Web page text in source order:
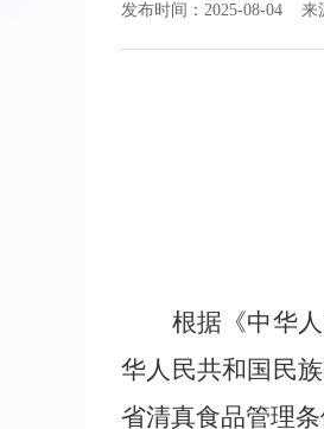
发布时间：2025-08-04 来
根据《中华
华人民共和国民
省清真食品管理